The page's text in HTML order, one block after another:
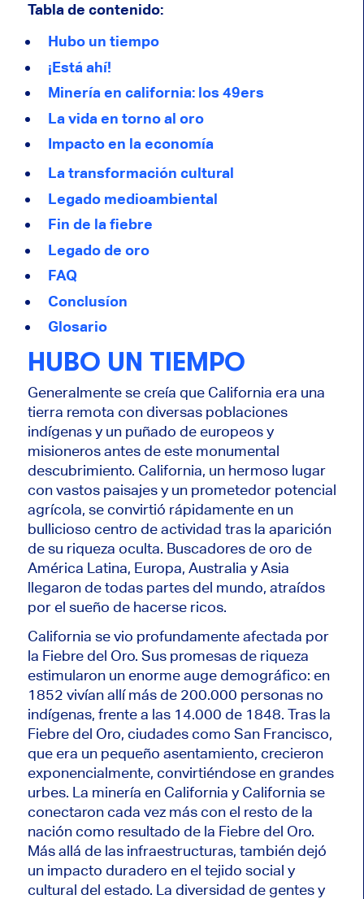
Tabla de contenido:
Hubo un tiempo
¡Está ahí!
Minería en california: los 49ers
La vida en torno al oro
Impacto en la economía
La transformación cultural
Legado medioambiental
Fin de la fiebre
Legado de oro
FAQ
Conclusíon
Glosario
HUBO UN TIEMPO
Generalmente se creía que California era una
tierra remota con diversas poblaciones
indígenas y un puñado de europeos y
misioneros antes de este monumental
descubrimiento. California, un hermoso lugar
con vastos paisajes y un prometedor potencial
agrícola, se convirtió rápidamente en un
bullicioso centro de actividad tras la aparición
de su riqueza oculta. Buscadores de oro de
América Latina, Europa, Australia y Asia
llegaron de todas partes del mundo, atraídos
por el sueño de hacerse ricos.
California se vio profundamente afectada por
la Fiebre del Oro. Sus promesas de riqueza
estimularon un enorme auge demográfico: en
1852 vivían allí más de 200.000 personas no
indígenas, frente a las 14.000 de 1848. Tras la
Fiebre del Oro, ciudades como San Francisco,
que era un pequeño asentamiento, crecieron
exponencialmente, convirtiéndose en grandes
urbes. La minería en California y California se
conectaron cada vez más con el resto de la
nación como resultado de la Fiebre del Oro.
Más allá de las infraestructuras, también dejó
un impacto duradero en el tejido social y
cultural del estado. La diversidad de gentes y